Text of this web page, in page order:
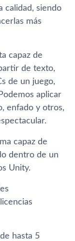
calidad, siendo
más
capaz de
de texto,
de un juego,
aplicar
enfado y otros,
capaz de
dentro de un
Unity.
hasta 5